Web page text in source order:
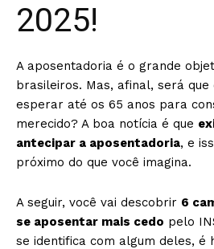
2025!
A aposentadoria é o grande
brasileiros. Mas, afinal, será que
esperar até os 65 anos para
merecido? A boa notícia é que
antecipar a aposentadoria, e
próximo do que você imagina.
A seguir, você vai descobrir 6
se aposentar mais cedo pelo
se identifica com algum deles, é